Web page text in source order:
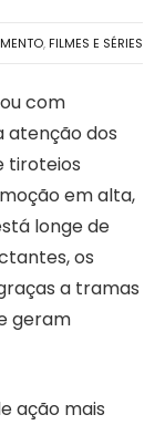
, FILMES E SÉRIES
com
atenção dos
tiroteios
em alta,
longe de
os
a tramas
geram
ação mais